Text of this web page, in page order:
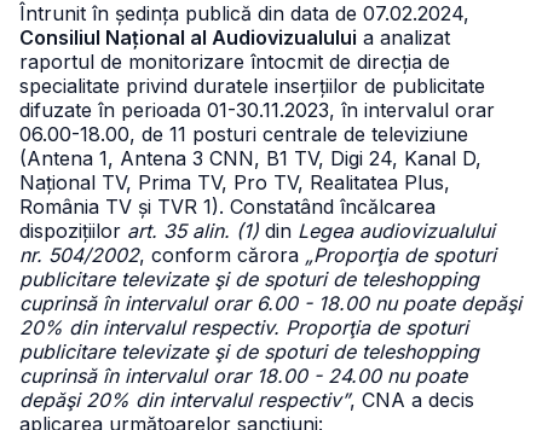
Întrunit în ședința publică din data de 07.02.2024,
Consiliul Național al Audiovizualului a analizat
raportul de monitorizare întocmit de direcția de
specialitate privind duratele inserțiilor de publicitate
difuzate în perioada 01-30.11.2023, în intervalul orar
06.00-18.00, de 11 posturi centrale de televiziune
(Antena 1, Antena 3 CNN, B1 TV, Digi 24, Kanal D,
Național TV, Prima TV, Pro TV, Realitatea Plus,
România TV și TVR 1). Constatând încălcarea
dispozițiilor art. 35 alin. (1) din Legea audiovizualului
nr. 504/2002, conform cărora „Proporţia de spoturi
publicitare televizate şi de spoturi de teleshopping
cuprinsă în intervalul orar 6.00 - 18.00 nu poate depăşi
20% din intervalul respectiv. Proporţia de spoturi
publicitare televizate şi de spoturi de teleshopping
cuprinsă în intervalul orar 18.00 - 24.00 nu poate
depăşi 20% din intervalul respectiv”, CNA a decis
aplicarea următoarelor sancțiuni: